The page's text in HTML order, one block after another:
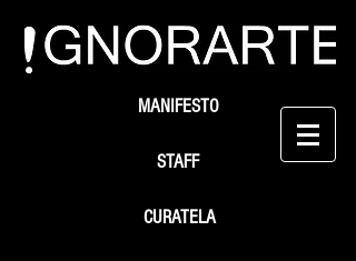
STAFF
MANIFESTO
CURATELA